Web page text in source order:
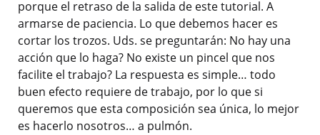
porque el retraso de la salida de este tutorial. A
armarse de paciencia. Lo que debemos hacer es
cortar los trozos. Uds. se preguntarán: No hay una
acción que lo haga? No existe un pincel que nos
facilite el trabajo? La respuesta es simple… todo
buen efecto requiere de trabajo, por lo que si
queremos que esta composición sea única, lo mejor
es hacerlo nosotros… a pulmón.